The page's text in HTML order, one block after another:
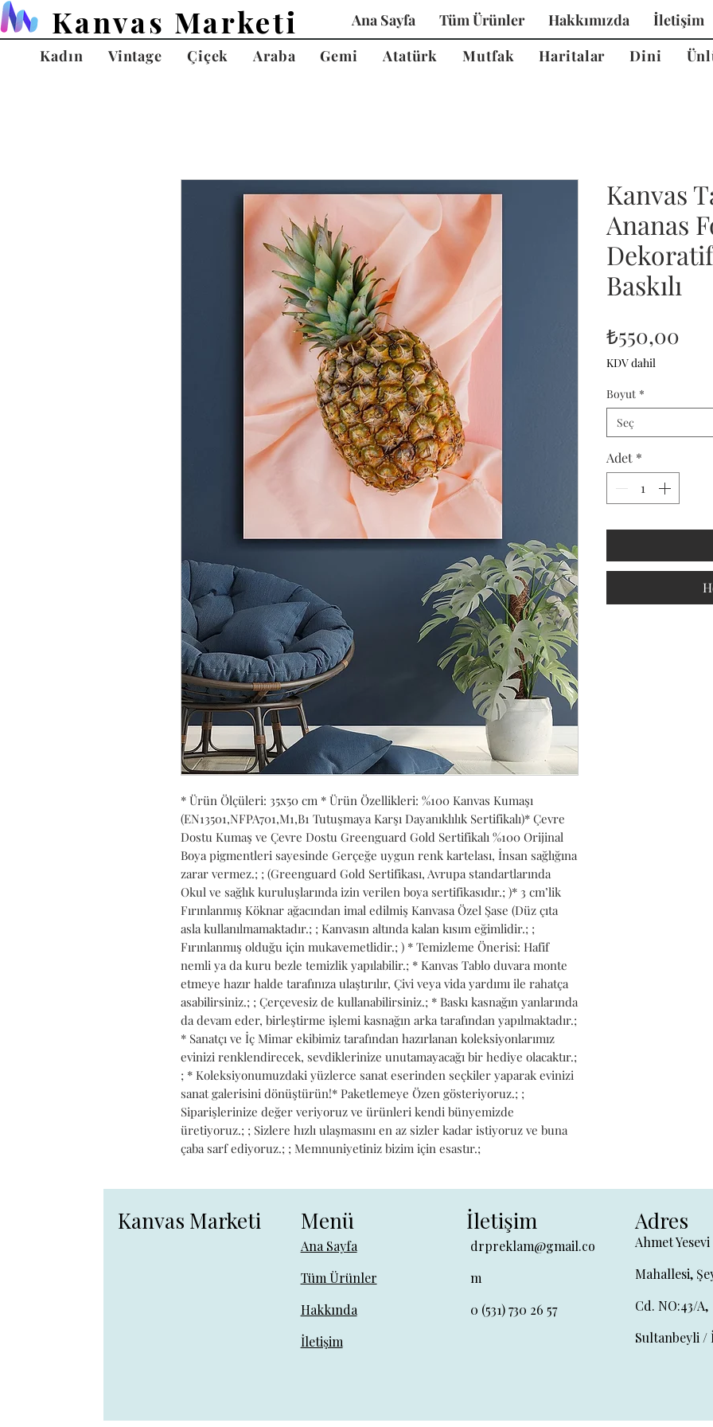
Kanvas Marketi Ana Sayfa Tüm Ürünler Hakkımızda İletişim
Kadın
Vintage Çiçek Araba Gemi Atatürk Mutfak Haritalar Dini
* Ürün Ölçüleri: 35x50 cm * Ürün Özellikleri: %100 Kanvas Kumaşı
(EN13501,NFPA701,M1,B1 Tutuşmaya Karşı Dayanıklılık Sertifikalı)* Çevre
Dostu Kumaş ve Çevre Dostu Greenguard Gold Sertifikalı %100 Orijinal
Boya pigmentleri sayesinde Gerçeğe uygun renk kartelası, İnsan sağlığına
zarar vermez.; ; (Greenguard Gold Sertifikası, Avrupa standartlarında
Okul ve sağlık kuruluşlarında izin verilen boya sertifikasıdır.; )* 3 cm’lik
Fırınlanmış Köknar ağacından imal edilmiş Kanvasa Özel Şase (Düz çıta
asla kullanılmamaktadır.; ; Kanvasın altında kalan kısım eğimlidir.; ;
Fırınlanmış olduğu için mukavemetlidir.; ) * Temizleme Önerisi: Hafif
nemli ya da kuru bezle temizlik yapılabilir.; * Kanvas Tablo duvara monte
etmeye hazır halde tarafınıza ulaştırılır, Çivi veya vida yardımı ile rahatça
asabilirsiniz.; ; Çerçevesiz de kullanabilirsiniz.; * Baskı kasnağın yanlarında
da devam eder, birleştirme işlemi kasnağın arka tarafından yapılmaktadır.;
* Sanatçı ve İç Mimar ekibimiz tarafından hazırlanan koleksiyonlarımız
evinizi renklendirecek, sevdiklerinize unutamayacağı bir hediye olacaktır.;
; * Koleksiyonumuzdaki yüzlerce sanat eserinden seçkiler yaparak evinizi
sanat galerisini dönüştürün!* Paketlemeye Özen gösteriyoruz.; ;
Siparişlerinize değer veriyoruz ve ürünleri kendi bünyemizde
üretiyoruz.; ; Sizlere hızlı ulaşmasını en az sizler kadar istiyoruz ve buna
çaba sarf ediyoruz.; ; Memnuniyetiniz bizim için esastır.;
Kanvas
Ananas
Baskılı
₺550,00
KDV dahil
Boyut *
Seç
Adet *
Kanvas Marketi Menü
Ana Sayfa
Tüm Ürünler
Hakkında
İletişim
İletişim
drpreklam@gmail.co
m
0 (531) 730 26 57
Adres
Ahmet Yesevi
Mahallesi,
Cd. NO:43/A,
Sultanbeyli /